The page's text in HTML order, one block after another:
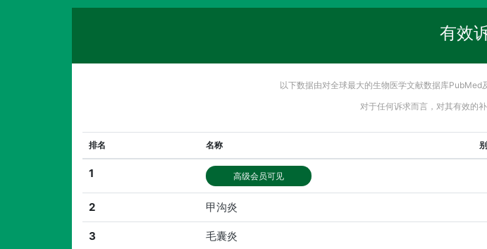
有效
以下数据由对全球最大的生物医学文献数据库PubMed
对于任何诉求而言，对其有效的
排名 名称
1 高级会员可见
2 甲沟炎
3 毛囊炎